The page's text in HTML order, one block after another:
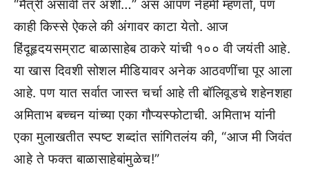
“मैत्री असावी तर अशी…” असं आपण नेहमी म्हणतो, पण
काही किस्से ऐकले की अंगावर काटा येतो. आज
हिंदूहृदयसम्राट बाळासाहेब ठाकरे यांची १०० वी जयंती आहे.
या खास दिवशी सोशल मीडियावर अनेक आठवणींचा पूर आला
आहे. पण यात सर्वात जास्त चर्चा आहे ती बॉलिवूडचे शहेनशहा
अमिताभ बच्चन यांच्या एका गौप्यस्फोटाची. अमिताभ यांनी
एका मुलाखतीत स्पष्ट शब्दांत सांगितलंय की, “आज मी जिवंत
आहे ते फक्त बाळासाहेबांमुळेच!”